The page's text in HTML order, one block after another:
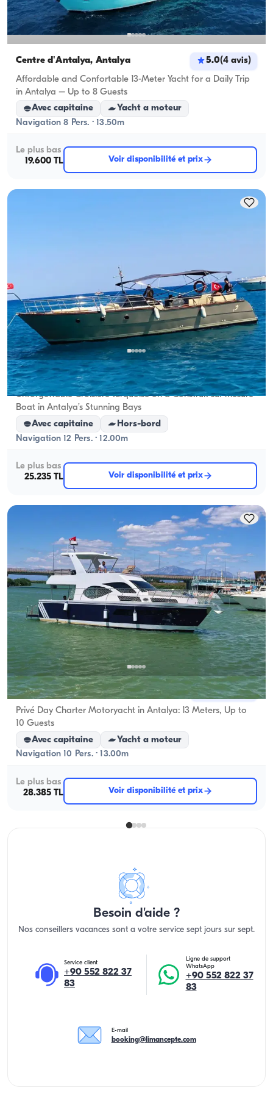
Centre d'Antalya, Antalya 5.0(4 avis)
Affordable and Confortable 13-Meter Yacht for a Daily Trip
in Antalya – Up to 8 Guests
Avec capitaine
Yacht a moteur
Navigation 8 Pers. · 13.50m
Le plus bas
19.600 TL
Voir disponibilité et prix
Centre d'Antalya, Antalya 5.0(1 avis)
Unforgettable Croisière turquoise on a Construit sur mesure
Boat in Antalya’s Stunning Bays
Avec capitaine
Hors-bord
Navigation 12 Pers. · 12.00m
Le plus bas
25.235 TL
Voir disponibilité et prix
Centre d'Antalya, Antalya 5.0(5 avis)
Privé Day Charter Motoryacht in Antalya: 13 Meters, Up to
10 Guests
Avec capitaine
Yacht a moteur
Navigation 10 Pers. · 13.00m
Le plus bas
28.385 TL
Voir disponibilité et prix
Besoin d'aide ?
Nos conseillers vacances sont a votre service sept jours sur sept.
Service client
+90 552 822 37
83
Ligne de support
WhatsApp
+90 552 822 37
83
E-mail
booking@limancepte.com